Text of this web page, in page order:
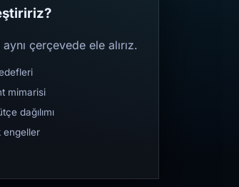
çerçevede ele alırız.
mimarisi
dağılımı
engeller